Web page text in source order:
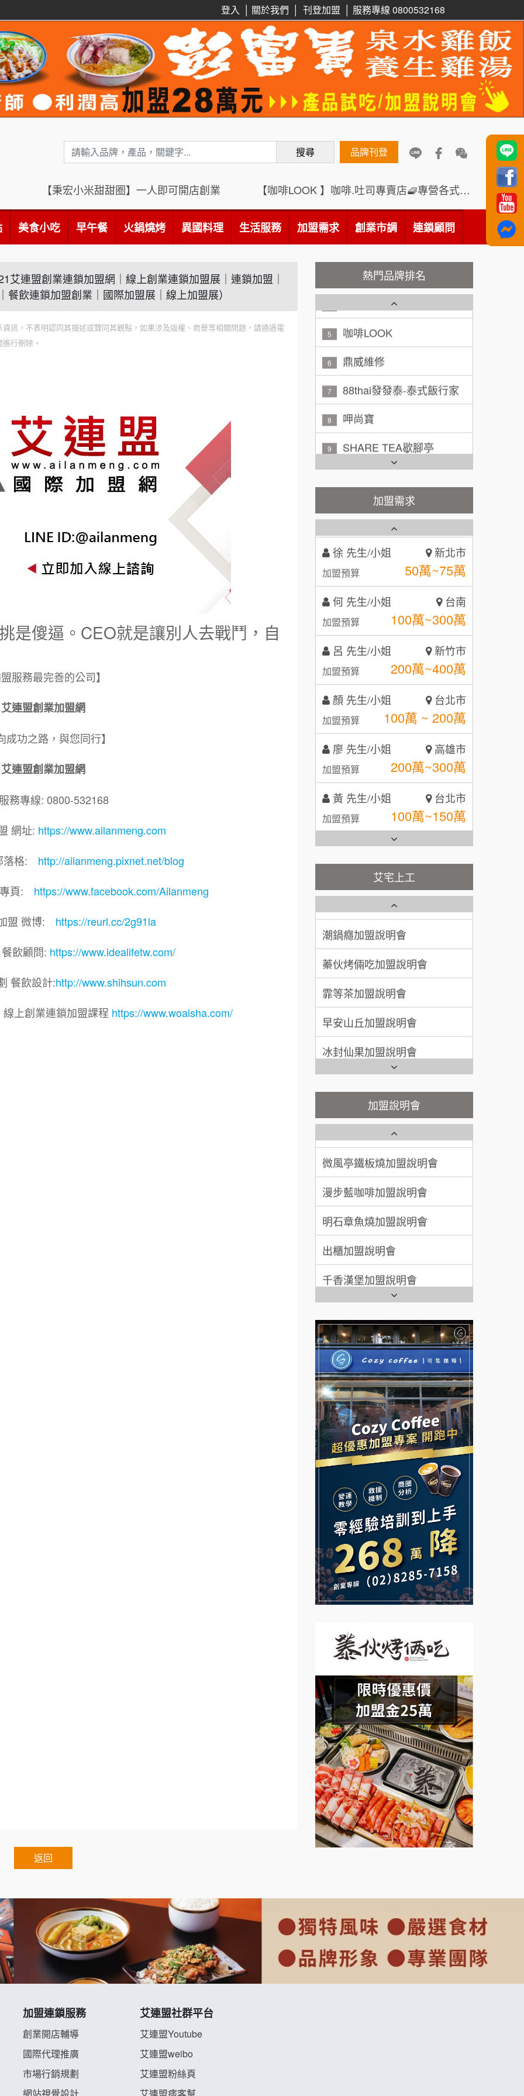
關於我們 刊登加盟 服務專線 0800532168
登入
搜尋 品牌刊登
【秉宏小米甜甜圈】一人即可開店創業 【咖啡LOOK 】咖啡.吐司專賣店🧇專營各式創意法式吐司
美食小吃 早午餐 火鍋燒烤 異國料理 生活服務 加盟需求 創業市調 連鎖顧問
艾連盟創業連鎖加盟網｜線上創業連鎖加盟展｜連鎖加盟｜
飲連鎖加盟創業｜國際加盟展｜線上加盟展）
訊，不表明認同其描述或贊同其觀點，如果涉及版權、商譽等相關問題，請通過電
行刪除。
是傻逼。CEO就是讓別人去戰鬥，自
盟服務最完善的公司】
艾連盟創業加盟網
成功之路，與您同行】
艾連盟創業加盟網
務專線: 0800-532168
網址: https://www.ailanmeng.com
落格: http://ailanmeng.pixnet.net/blog
頁: https://www.facebook.com/Ailanmeng
盟 微博: https://reurl.cc/2g91la
飲顧問: https://www.idealifetw.com/
餐飲設計:http://www.shihsun.com
上創業連鎖加盟課程 https://www.woaisha.com/
返回
熱門品牌排名
6 鼎威維修
7 88thai發發泰-泰式飯行家
SHARE TEA歇腳亭
TEA TOP台灣第一味
1 Cozy coffee可集咖啡
秉宏小米甜甜圈
4 潮鍋癮
5 咖啡LOOK
6 鼎威維修
7 88thai發發泰-泰式飯行家
8 呷尚寶
9 SHARE TEA歇腳亭
10 TEA TOP台灣第一味
Cozy coffee可集咖啡
3 秉宏小米甜甜圈
4 潮鍋癮
咖啡LOOK
鼎威維修
7 88thai發發泰-泰式飯行家
8 呷尚寶
9 SHARE TEA歇腳亭
10 TEA TOP台灣第一味
加盟需求
周 先生/小姐 台北
加盟預算 100萬 ~150萬
徐 先生/小姐 新北市
何 先生/小姐 台南
呂 先生/小姐 新竹市
加盟預算 200萬~400萬
100萬 ~ 200萬
加盟預算 200萬~300萬
黃 先生/小姐
加盟預算 100萬~150萬
林 先生/小姐 屏東縣
加盟預算
吳 先生/小姐 屏東縣
加盟預算 100萬~200萬
周 先生/小姐
加盟預算 100萬 ~150萬
徐 先生/小姐 新北市
加盟預算 50萬~75萬
何 先生/小姐 台南
加盟預算 100萬~300萬
呂 先生/小姐 新竹市
加盟預算 200萬~400萬
顏 先生/小姐 台北市
加盟預算 100萬 ~ 200萬
廖 先生/小姐 高雄市
加盟預算 200萬~300萬
黃 先生/小姐 台北市
加盟預算 100萬~150萬
林 先生/小姐 屏東縣
加盟預算 100萬 ~ 200萬
吳 先生/小姐 屏東縣
加盟預算 100萬~200萬
周 先生/小姐
加盟預算 100萬 ~150萬
徐 先生/小姐
50萬~75萬
何 先生/小姐 台南
加盟預算 100萬~300萬
呂 先生/小姐 新竹市
200萬~400萬
顏 先生/小姐 台北市
加盟預算 100萬 ~ 200萬
廖 先生/小姐
加盟預算 200萬~300萬
艾宅上工
【曉妍美妝】誠徵行政櫃檯
自助洗衣店誠徵代洗收送人員
(台中市)
MUSHEN徵SPA美容芳療師
日十。早午食加盟說明會
拾鑶火鍋加盟說明會
全家加盟說明會
台灣G湯加盟說明會
彭富貴加盟說明會
NU PASTA義大利麵加盟說明
會
潮鍋癮加盟說明會
蓁伙烤倆吃加盟說明會
霏等茶加盟說明會
早安山丘加盟說明會
冰封仙果加盟說明會
Ramble Café 漫步藍咖啡加盟
說明會
微風亭鐵板燒加盟說明會
鮮茶道加盟說明會
【曉妍美妝】誠徵行政櫃檯
自助洗衣店誠徵代洗收送人員
(台中市)
MUSHEN徵SPA美容芳療師
日十。早午食加盟說明會
拾鑶火鍋加盟說明會
全家加盟說明會
台灣G湯加盟說明會
彭富貴加盟說明會
NU PASTA義大利麵加盟說明
會
潮鍋癮加盟說明會
蓁伙烤倆吃加盟說明會
霏等茶加盟說明會
早安山丘加盟說明會
冰封仙果加盟說明會
Ramble Café 漫步藍咖啡加盟
說明會
微風亭鐵板燒加盟說明會
【曉妍美妝】誠徵行政櫃檯
自助洗衣店誠徵代洗收送人員
(台中市)
MUSHEN徵SPA美容芳療師
日十。早午食加盟說明會
拾鑶火鍋加盟說明會
加盟說明會
藍象廷泰式火鍋加盟說明會
日十。早午食加盟說明會
上宇林加盟說明會
莫尼早餐Morni加盟說明會
手作功夫茶加盟說明會
SHARE TEA歇腳亭加盟說明會
潮味決-湯滷專門店加盟說明會
鬍子茶加盟說明會
鮮茶道加盟說明會
微風亭鐵板燒加盟說明會
漫步藍咖啡加盟說明會
明石章魚燒加盟說明會
出櫃加盟說明會
千香漢堡加盟說明會
七盞茶加盟說明會
拉亞漢堡加盟說明會
杜芳子古味茶鋪加盟說明會
優握握×酸奶大獅加盟說明會
冬城門加盟說明會
拾鑶火鍋加盟說明會
阿性情趣無人販售所加盟明會
龍涎居好湯加盟說明會
舒油頭加盟說明會
韓金量加盟說明會
義氣豐發雞加盟說明會
白鬍泡泡 BOHO POPO加盟說
雞咕雞咕加盟說明會
TEA TOP加盟說明會
珍好味臭臭鍋加盟說明會
藍象廷泰式火鍋加盟說明會
日十。早午食加盟說明會
上宇林加盟說明會
手作功夫茶加盟說明會
SHARE TEA歇腳亭加盟說明會
潮味決-湯滷專門店加盟說明會
鬍子茶加盟說明會
加盟連鎖服務
創業開店輔導
國際代理推廣
市場行銷規劃
艾連盟社群平台
艾連盟Youtube
艾連盟weibo
艾連盟粉絲頁